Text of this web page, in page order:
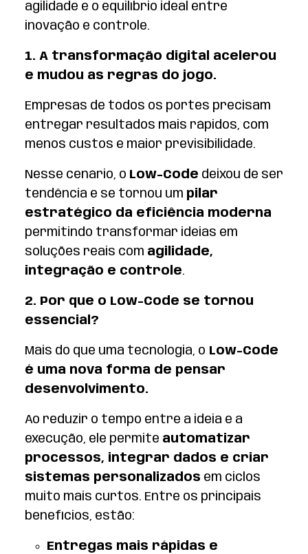
agilidade e o equilíbrio ideal entre
inovação e controle.
1. A transformação digital acelerou
e mudou as regras do jogo.
Empresas de todos os portes precisam
entregar resultados mais rápidos, com
menos custos e maior previsibilidade.
Nesse cenário, o Low-Code deixou de ser
tendência e se tornou um pilar
estratégico da eficiência moderna
permitindo transformar ideias em
soluções reais com agilidade,
integração e controle.
2. Por que o Low-Code se tornou
essencial?
Mais do que uma tecnologia, o Low-Code
é uma nova forma de pensar
desenvolvimento.
Ao reduzir o tempo entre a ideia e a
execução, ele permite automatizar
processos, integrar dados e criar
sistemas personalizados em ciclos
muito mais curtos. Entre os principais
benefícios, estão:
Entregas mais rápidas e